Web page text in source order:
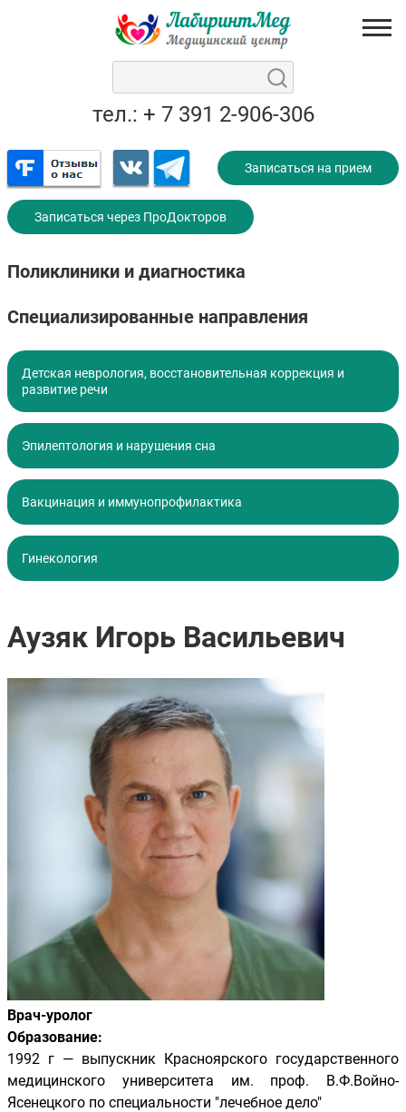
тел.: + 7 391 2-906-306
Записаться на прием
Записаться через ПроДокторов
Поликлиники и диагностика
Специализированные направления
Детская неврология, восстановительная коррекция и
развитие речи
Эпилептология и нарушения сна
Вакцинация и иммунопрофилактика
Гинекология
Аузяк Игорь Васильевич
Врач-уролог
Образование:
1992 г — выпускник Красноярского государственного
медицинского университета им. проф. В.Ф.Войно-
Ясенецкого по специальности "лечебное дело"